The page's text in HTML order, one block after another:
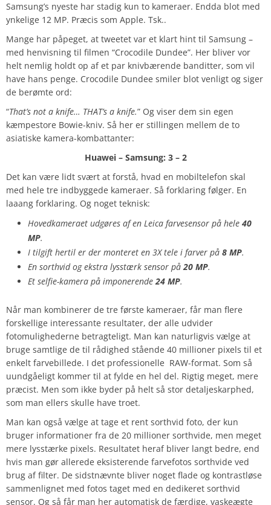
Samsung’s nyeste har stadig kun to kameraer. Endda blot med
ynkelige 12 MP. Præcis som Apple. Tsk..
Mange har påpeget, at tweetet var et klart hint til Samsung –
med henvisning til filmen “Crocodile Dundee”. Her bliver vor
helt nemlig holdt op af et par knivbærende banditter, som vil
have hans penge. Crocodile Dundee smiler blot venligt og siger
de berømte ord:
“That’s not a knife… THAT’s a knife.” Og viser dem sin egen
kæmpestore Bowie-kniv. Så her er stillingen mellem de to
asiatiske kamera-kombattanter:
Huawei – Samsung: 3 – 2
Det kan være lidt svært at forstå, hvad en mobiltelefon skal
med hele tre indbyggede kameraer. Så forklaring følger. En
laaang forklaring. Og noget teknisk:
Hovedkameraet udgøres af en Leica farvesensor på hele 40
MP.
I tilgift hertil er der monteret en 3X tele i farver på 8 MP.
En sorthvid og ekstra lysstærk sensor på20 MP.
Et selfie-kamera på imponerende24 MP.
Når man kombinerer de tre første kameraer, får man flere
forskellige interessante resultater, der alle udvider
fotomulighederne betragteligt. Man kan naturligvis vælge at
bruge samtlige de til rådighed stående 40 millioner pixels til et
enkelt farvebillede. I det professionelle RAW-format. Som så
uundgåeligt kommer til at fylde en hel del. Rigtig meget, mere
præcist. Men som ikke byder på helt så stor detaljeskarphed,
som man ellers skulle have troet.
Man kan også vælge at tage et rent sorthvid foto, der kun
bruger informationer fra de 20 millioner sorthvide, men meget
mere lysstærke pixels. Resultatet heraf bliver langt bedre, end
hvis man gør allerede eksisterende farvefotos sorthvide ved
brug af filter. De sidstnævnte bliver noget flade og kontrastløse
sammenlignet med fotos taget med en dedikeret sorthvid
sensor. Og så får man her automatisk de færdige, vaskeægte